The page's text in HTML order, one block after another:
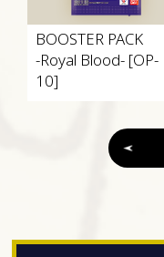
BOOSTER PACK
-Royal Blood- [OP-
10]